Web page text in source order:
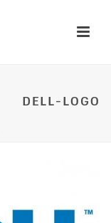
DELL-LOGO